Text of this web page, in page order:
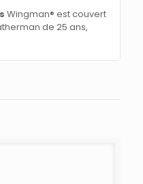
Wingman® est couvert
de 25 ans,